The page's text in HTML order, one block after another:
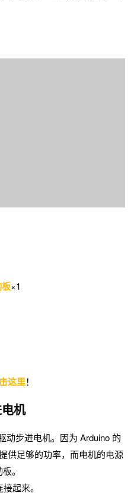
×1
这里！
机
动步进电机。因为 Arduino 的
供足够的功率，而电机的电源
。
起来。